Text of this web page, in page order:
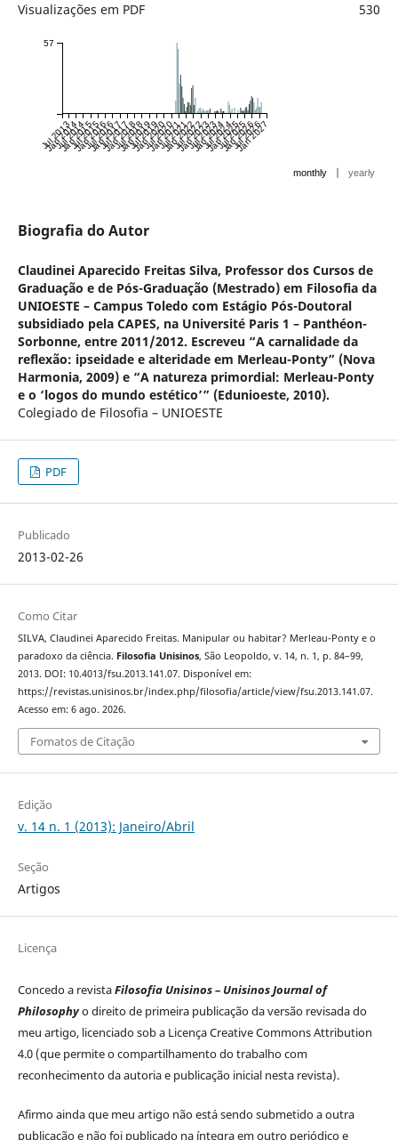
Visualizações em PDF 530
Jul 2013
Jan 2014
Jul 2014
Jan 2015
Jul 2015
Jan 2016
Jul 2016
Jan 2017
Jul 2017
Jan 2018
Jul 2018
Jan 2019
Jul 2019
Jan 2020
Jul 2020
Jan 2021
Jul 2021
Jan 2022
Jul 2022
Jan 2023
Jul 2023
Jan 2024
Jul 2024
Jan 2025
Jul 2025
Jan 2026
Jul 2026
Jan 2027
57
monthly | yearly
Biografia do Autor
Claudinei Aparecido Freitas Silva, Professor dos Cursos de
Graduação e de Pós-Graduação (Mestrado) em Filosofia da
UNIOESTE – Campus Toledo com Estágio Pós-Doutoral
subsidiado pela CAPES, na Université Paris 1 – Panthéon-
Sorbonne, entre 2011/2012. Escreveu “A carnalidade da
reflexão: ipseidade e alteridade em Merleau-Ponty” (Nova
Harmonia, 2009) e “A natureza primordial: Merleau-Ponty
e o ‘logos do mundo estético’” (Edunioeste, 2010).
Colegiado de Filosofia – UNIOESTE
PDF
Publicado
2013-02-26
Como Citar
SILVA, Claudinei Aparecido Freitas. Manipular ou habitar? Merleau-Ponty e o
paradoxo da ciência. Filosofia Unisinos, São Leopoldo, v. 14, n. 1, p. 84–99,
2013. DOI: 10.4013/fsu.2013.141.07. Disponível em:
https://revistas.unisinos.br/index.php/filosofia/article/view/fsu.2013.141.07.
Acesso em: 6 ago. 2026.
Fomatos de Citação
Edição
v. 14 n. 1 (2013): Janeiro/Abril
Seção
Artigos
Licença
Concedo a revistaFilosofia Unisinos – Unisinos Journal of
Philosophyo direito de primeira publicação da versão revisada do
meu artigo, licenciado sob a Licença Creative Commons Attribution
4.0 (que permite o compartilhamento do trabalho com
reconhecimento da autoria e publicação inicial nesta revista).
Afirmo ainda que meu artigo não está sendo submetido a outra
publicação e não foi publicado na íntegra em outro periódico e